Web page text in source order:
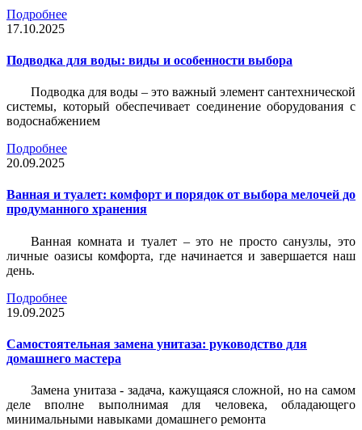
Подробнее
17.10.2025
Подводка для воды: виды и особенности выбора
Подводка для воды – это важный элемент сантехнической
системы, который обеспечивает соединение оборудования с
водоснабжением
Подробнее
20.09.2025
Ванная и туалет: комфорт и порядок от выбора мелочей до
продуманного хранения
Ванная комната и туалет – это не просто санузлы, это
личные оазисы комфорта, где начинается и завершается наш
день.
Подробнее
19.09.2025
Самостоятельная замена унитаза: руководство для
домашнего мастера
Замена унитаза - задача, кажущаяся сложной, но на самом
деле вполне выполнимая для человека, обладающего
минимальными навыками домашнего ремонта